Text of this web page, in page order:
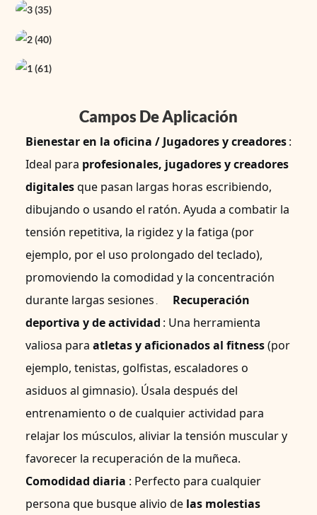
Campos De Aplicación
Bienestar en la oficina / Jugadores y creadores:
Ideal para profesionales, jugadores y creadores
digitalesque pasan largas horas escribiendo,
dibujando o usando el ratón. Ayuda a combatir la
tensión repetitiva, la rigidez y la fatiga (por
ejemplo, por el uso prolongado del teclado),
promoviendo la comodidad y la concentración
durante largas sesiones
Recuperación
deportiva y de actividad : Una herramienta
valiosa para atletas y aficionados al fitness(por
ejemplo, tenistas, golfistas, escaladores o
asiduos al gimnasio). Úsala después del
entrenamiento o de cualquier actividad para
relajar los músculos, aliviar la tensión muscular y
favorecer la recuperación de la muñeca.
Comodidad diaria : Perfecto para cualquier
persona que busque alivio de las molestias